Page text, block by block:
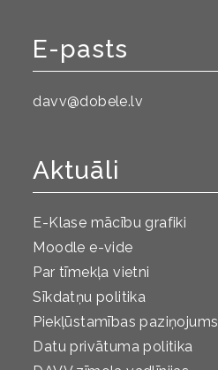
E-pasts
davv@dobele.lv
Aktuāli
E-Klase mācību grafiki
Moodle e-vide
Par tīmekļa vietni
Sīkdatņu politika
Piekļūstamības paziņojums
Datu privātuma politika